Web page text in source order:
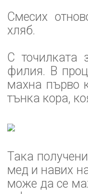
Смесих
хляб.
С точилката
филия. В
махна първо
тънка кора,
Така
мед и навих
може да се